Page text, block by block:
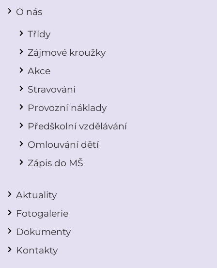
O nás
Třídy
Zájmové kroužky
Akce
Stravování
Provozní náklady
Předškolní vzdělávání
Omlouvání dětí
Zápis do MŠ
Aktuality
Fotogalerie
Dokumenty
Kontakty